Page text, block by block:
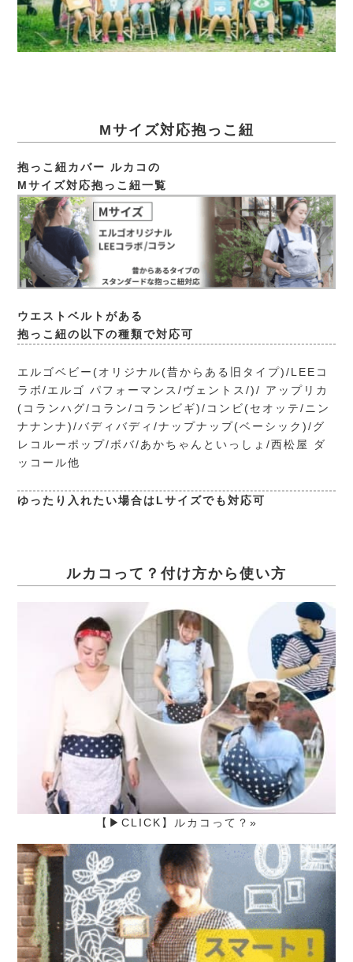
Mサイズ対応抱っこ紐
抱っこ紐カバー ルカコの
Mサイズ対応抱っこ紐一覧
ウエストベルトがある
抱っこ紐の以下の種類で対応可
エルゴベビー(オリジナル(昔からある旧タイプ)/LEEコ
ラボ/エルゴ パフォーマンス/ヴェントス/)/ アップリカ
(コランハグ/コラン/コランビギ)/コンビ(セオッテ/ニン
ナナンナ)/バディバディ/ナップナップ(ベーシック)/グ
レコルーポップ/ボバ/あかちゃんといっしょ/西松屋 ダ
ッコール他
ゆったり入れたい場合はLサイズでも対応可
ルカコって？付け方から使い方
【▶CLICK】ルカコって？»